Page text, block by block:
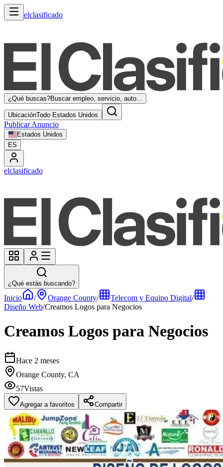
elclasificado
¿Qué buscas?Buscar empleo, servicio, auto...
UbicaciónTodo Estados Unidos
Publicar Anuncio
Estados Unidos
ES
elclasificado
¿Qué estás buscando?
Inicio / Orange County/ Telecom y Equipo Digital/
Diseño Web/Creamos Logos para Negocios
Creamos Logos para Negocios
Hace 2 meses
Orange County, CA
57Vistas
Agregar a favoritos Compartir